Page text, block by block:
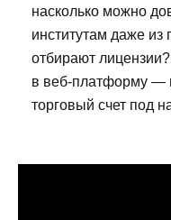
насколько можно
институтам даже из
отбирают
в веб-платформу —
торговый счет под